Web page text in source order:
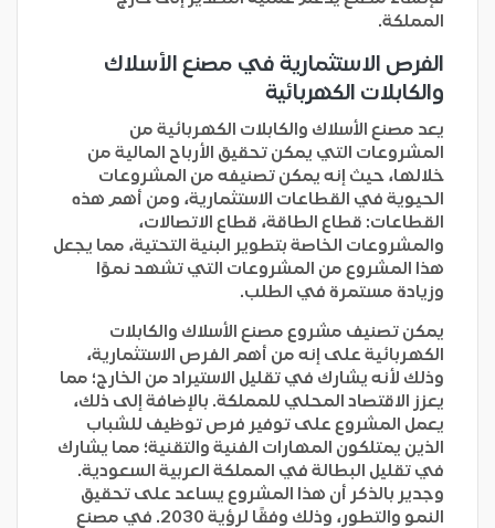
المملكة.
الفرص الاستثمارية في مصنع الأسلاك
والكابلات الكهربائية
يعد مصنع الأسلاك والكابلات الكهربائية من
المشروعات التي يمكن تحقيق الأرباح المالية من
خلالها، حيث إنه يمكن تصنيفه من المشروعات
الحيوية في القطاعات الاستثمارية، ومن أهم هذه
القطاعات: قطاع الطاقة، قطاع الاتصالات،
والمشروعات الخاصة بتطوير البنية التحتية، مما يجعل
هذا المشروع من المشروعات التي تشهد نموًا
وزيادة مستمرة في الطلب.
يمكن تصنيف مشروع مصنع الأسلاك والكابلات
الكهربائية على إنه من أهم الفرص الاستثمارية،
وذلك لأنه يشارك في تقليل الاستيراد من الخارج؛ مما
يعزز الاقتصاد المحلي للمملكة. بالإضافة إلى ذلك،
يعمل المشروع على توفير فرص توظيف للشباب
الذين يمتلكون المهارات الفنية والتقنية؛ مما يشارك
في تقليل البطالة في المملكة العربية السعودية.
وجدير بالذكر أن هذا المشروع يساعد على تحقيق
النمو والتطور، وذلك وفقًا لرؤية 2030.
في مصنع